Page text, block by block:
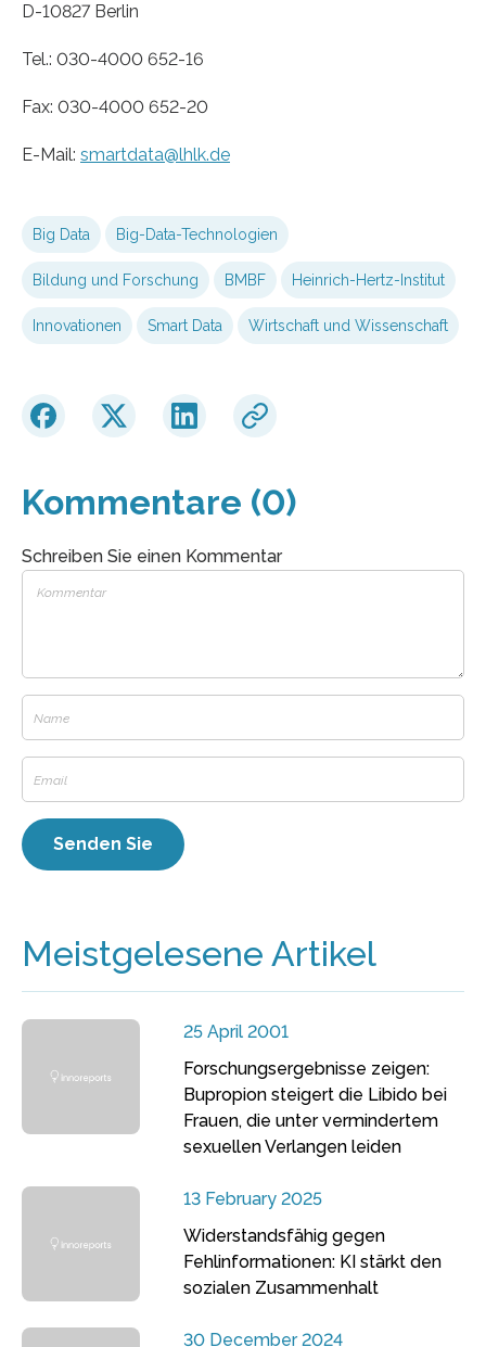
D-10827 Berlin
Tel.: 030-4000 652-16
Fax: 030-4000 652-20
E-Mail: smartdata@lhlk.de
Big Data Big-Data-Technologien
Bildung und Forschung BMBF Heinrich-Hertz-Institut
Innovationen Smart Data Wirtschaft und Wissenschaft
Kommentare (0)
Schreiben Sie einen Kommentar
Meistgelesene Artikel
25 April 2001
Forschungsergebnisse zeigen:
Bupropion steigert die Libido bei
Frauen, die unter vermindertem
sexuellen Verlangen leiden
13 February 2025
Widerstandsfähig gegen
Fehlinformationen: KI stärkt den
sozialen Zusammenhalt
30 December 2024